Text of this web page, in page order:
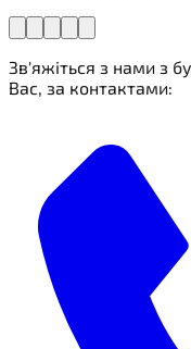
Зв'яжіться з нами з
Вас, за контактами: